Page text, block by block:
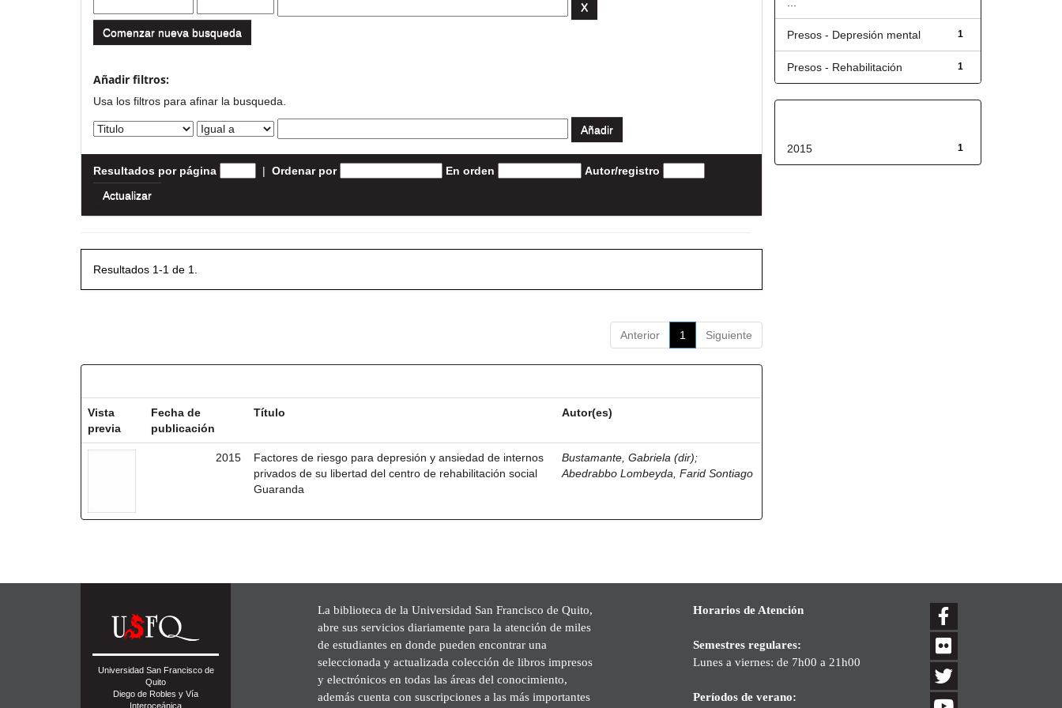
Comenzar nueva busqueda
Añadir filtros:
Usa los filtros para afinar la busqueda.
Resultados por página | Ordenar por En orden Autor/registro
Resultados 1-1 de 1.
Anterior 1 Siguiente
Vista
previa
Fecha de
publicación
Título Autor(es)
2015
Factores de riesgo para depresión y ansiedad de internos
privados de su libertad del centro de rehabilitación social
Guaranda
Bustamante, Gabriela (dir);
Abedrabbo Lombeyda, Farid Sontiago
1
Presos - Depresión mental
1
Presos - Rehabilitación
1
2015
Universidad San Francisco de
Quito
Diego de Robles y Vía
Interoceánica
La biblioteca de la Universidad San Francisco de Quito,
abre sus servicios diariamente para la atención de miles
de estudiantes en donde pueden encontrar una
seleccionada y actualizada colección de libros impresos
y electrónicos en todas las áreas del conocimiento,
además cuenta con suscripciones a las más importantes
Horarios de Atención
Semestres regulares:
Lunes a viernes: de 7h00 a 21h00
Períodos de verano: